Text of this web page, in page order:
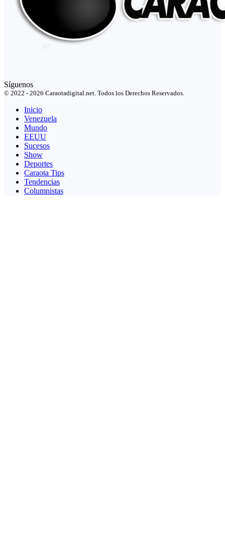
Síguenos
© 2022 - 2026 Caraotadigital.net. Todos los Derechos Reservados.
Inicio
Venezuela
Mundo
EEUU
Sucesos
Show
Deportes
Caraota Tips
Tendencias
Columnistas